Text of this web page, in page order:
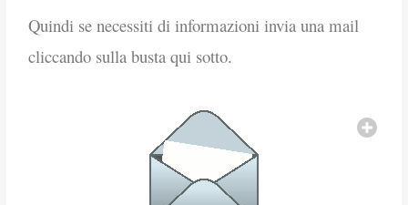
Quindi se necessiti di informazioni invia una mail
cliccando sulla busta qui sotto.